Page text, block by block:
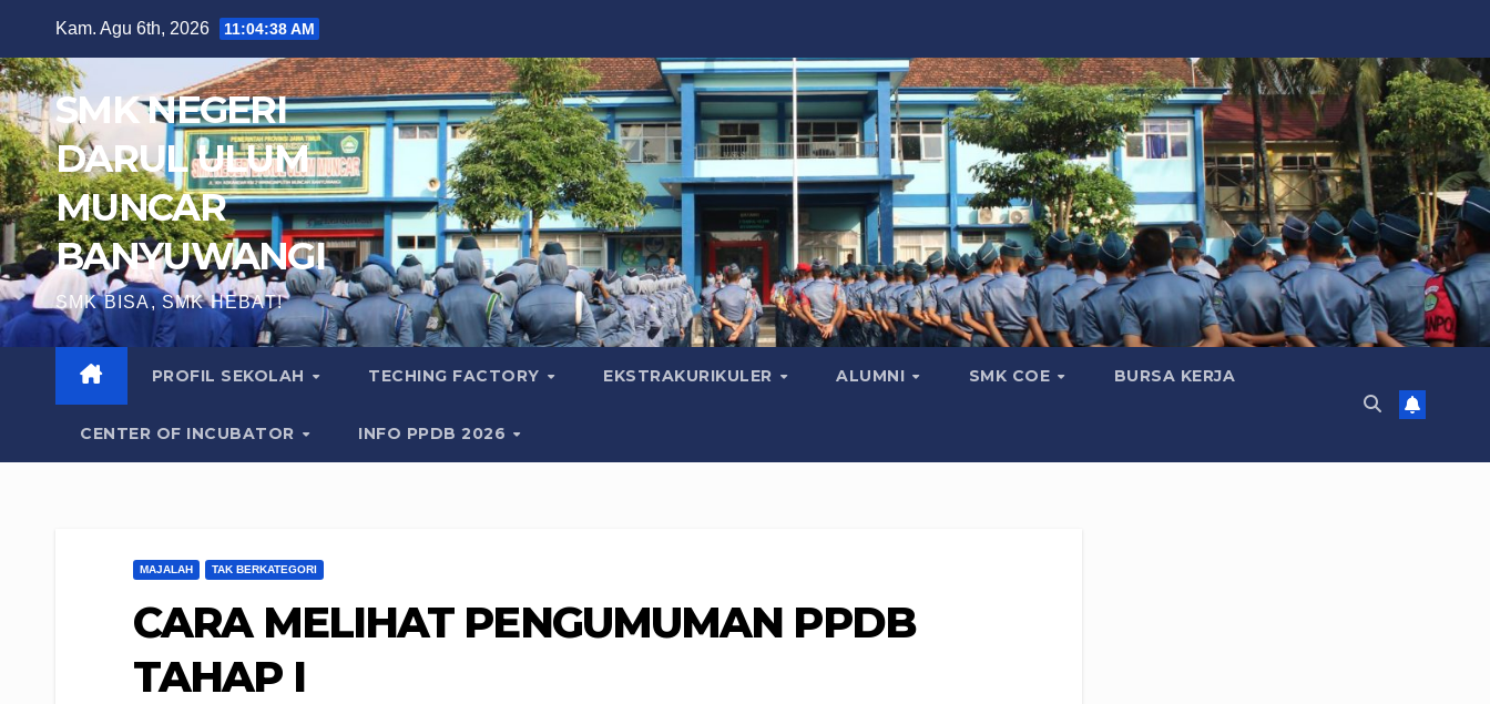
content
Kam. Agu 6th, 2026 11:04:40 AM
SMK NEGERI
DARUL ULUM
MUNCAR
BANYUWANGI
SMK BISA, SMK HEBAT!
PROFIL SEKOLAH TECHING FACTORY EKSTRAKURIKULER ALUMNI SMK COE BURSA KERJA
CENTER OF INCUBATOR INFO PPDB 2026
MAJALAH TAK BERKATEGORI
CARA MELIHAT PENGUMUMAN PPDB
TAHAP I